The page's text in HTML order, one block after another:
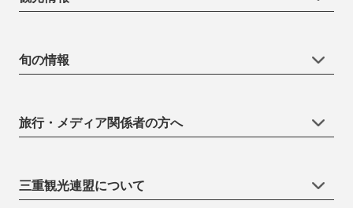
旬の情報
旅行・メディア関係者の方へ
三重観光連盟について